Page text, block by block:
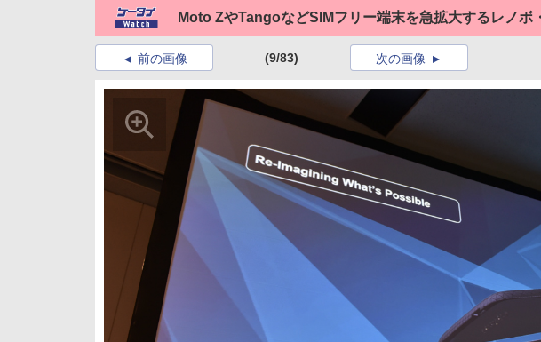
Moto ZやTangoなどSIMフリー端末を急拡大するレノボ
前の画像 (9/83) 次の画像